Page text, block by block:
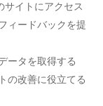
サイトにアクセス
ィードバックを提
ータを取得する
の改善に役立てる